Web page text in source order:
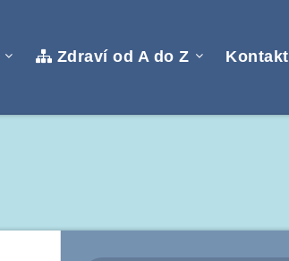
Zdraví od A do Z Kontakt